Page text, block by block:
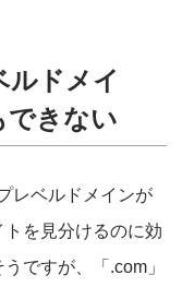
ルドメイ
できない
レベルドメインが
トを見分けるのに効
ですが、「.com」